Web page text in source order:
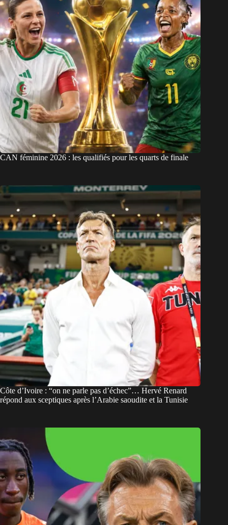
CAN féminine 2026 : les qualifiés pour les quarts de finale
Côte d’Ivoire : “on ne parle pas d’échec”… Hervé Renard
répond aux sceptiques après l’Arabie saoudite et la Tunisie